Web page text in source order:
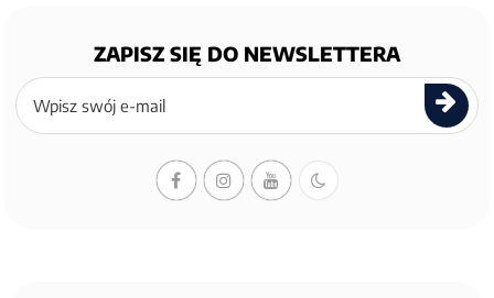
ZAPISZ SIĘ DO NEWSLETTERA
Zapisz
się
newslettera